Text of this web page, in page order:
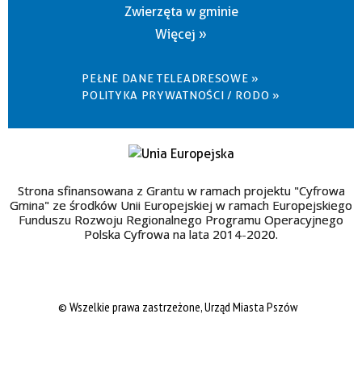
Zwierzęta w gminie
Więcej »
PEŁNE DANE TELEADRESOWE »
POLITYKA PRYWATNOŚCI / RODO »
Strona sfinansowana z Grantu w ramach projektu "Cyfrowa
Gmina" ze środków Unii Europejskiej w ramach Europejskiego
Funduszu Rozwoju Regionalnego Programu Operacyjnego
Polska Cyfrowa na lata 2014-2020.
© Wszelkie prawa zastrzeżone, Urząd Miasta Pszów